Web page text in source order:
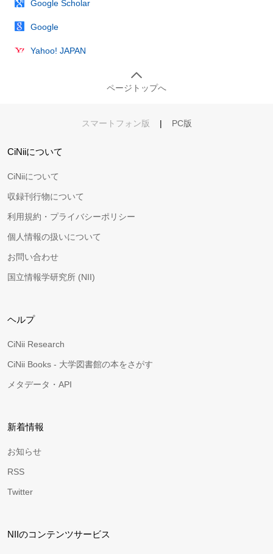
Google Scholar
Google
Yahoo! JAPAN
ページトップへ
スマートフォン版 | PC版
CiNiiについて
CiNiiについて
収録刊行物について
利用規約・プライバシーポリシー
個人情報の扱いについて
お問い合わせ
国立情報学研究所 (NII)
ヘルプ
CiNii Research
CiNii Books - 大学図書館の本をさがす
メタデータ・API
新着情報
お知らせ
RSS
Twitter
NIIのコンテンツサービス